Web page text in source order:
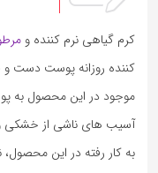
کرم گیاهی نرم ­کننده و
کننده روزانه پوست دست
موجود در این محصول به
آسیب­ های ناشی از خشکی و
به­ کار رفته در این